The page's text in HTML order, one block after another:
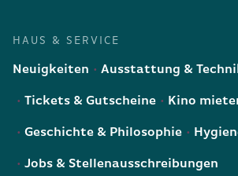
HAUS & SERVICE
Neuigkeiten Ausstattung &
Tickets & Gutscheine Kino
Geschichte & Philosophie
Jobs & Stellenausschreibungen